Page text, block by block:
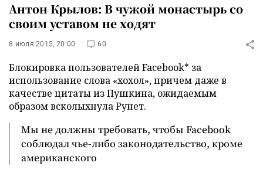
Антон Крылов: В чужой монастырь со
своим уставом не ходят
8 июля 2015, 20:00 60
Блокировка пользователей Facebook* за
использование слова «хохол», причем даже в
качестве цитаты из Пушкина, ожидаемым
образом всколыхнула Рунет.
Мы не должны требовать, чтобы Facebook
соблюдал чье-либо законодательство, кроме
американского